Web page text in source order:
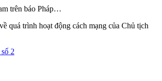
trên báo Pháp…
quá trình hoạt động cách mạng của Chủ tịch